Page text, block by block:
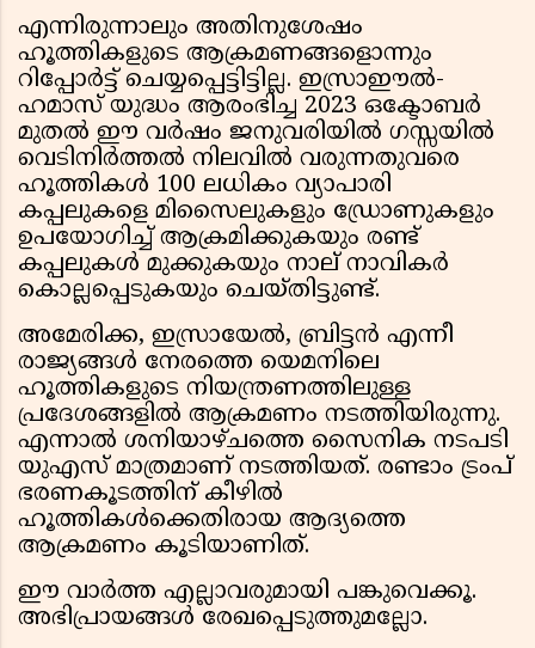
എന്നിരുന്നാലും അതിനുശേഷം
ഹൂത്തികളുടെ ആക്രമണങ്ങളൊന്നും
റിപ്പോർട്ട് ചെയ്യപ്പെട്ടിട്ടില്ല. ഇസ്രാഈൽ-
ഹമാസ് യുദ്ധം ആരംഭിച്ച 2023 ഒക്ടോബർ
മുതൽ ഈ വർഷം ജനുവരിയിൽ ഗസ്സയിൽ
വെടിനിർത്തൽ നിലവിൽ വരുന്നതുവരെ
ഹൂത്തികൾ 100 ലധികം വ്യാപാരി
കപ്പലുകളെ മിസൈലുകളും ഡ്രോണുകളും
ഉപയോഗിച്ച് ആക്രമിക്കുകയും രണ്ട്
കപ്പലുകൾ മുക്കുകയും നാല് നാവികർ
കൊല്ലപ്പെടുകയും ചെയ്തിട്ടുണ്ട്.
അമേരിക്ക, ഇസ്രായേൽ, ബ്രിട്ടൻ എന്നീ
രാജ്യങ്ങൾ നേരത്തെ യെമനിലെ
ഹൂത്തികളുടെ നിയന്ത്രണത്തിലുള്ള
പ്രദേശങ്ങളിൽ ആക്രമണം നടത്തിയിരുന്നു.
എന്നാൽ ശനിയാഴ്ചത്തെ സൈനിക നടപടി
യുഎസ് മാത്രമാണ് നടത്തിയത്. രണ്ടാം ട്രംപ്
ഭരണകൂടത്തിന് കീഴിൽ
ഹൂത്തികൾക്കെതിരായ ആദ്യത്തെ
ആക്രമണം കൂടിയാണിത്.
ഈ വാർത്ത എല്ലാവരുമായി പങ്കുവെക്കൂ.
അഭിപ്രായങ്ങൾ രേഖപ്പെടുത്തുമല്ലോ.